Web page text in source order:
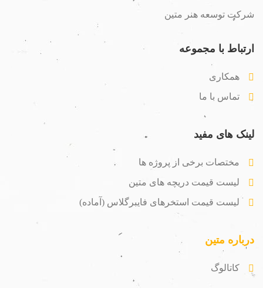
شرکت توسعه هنر متین
ارتباط با مجموعه
همکاری
تماس با ما
لینک های مفید
مختصات برخی از پروژه ها
لیست قیمت دریچه های متین
لیست قیمت استخرهای فایبرگلاس (آماده)
درباره متین
کاتالوگ